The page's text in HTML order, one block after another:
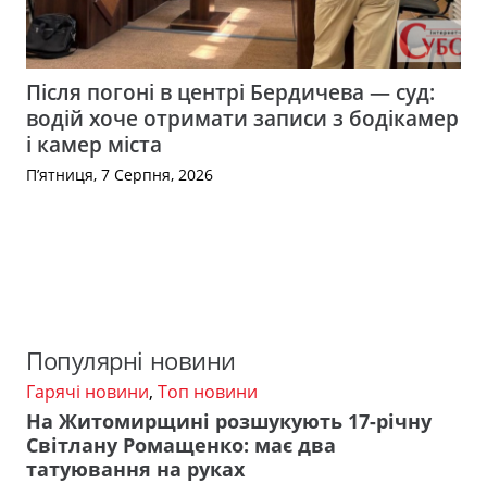
Після погоні в центрі Бердичева — суд:
водій хоче отримати записи з бодікамер
і камер міста
П’ятниця, 7 Серпня, 2026
Популярні новини
Гарячі новини, Топ новини
На Житомирщині розшукують 17-річну
Світлану Ромащенко: має два
татуювання на руках